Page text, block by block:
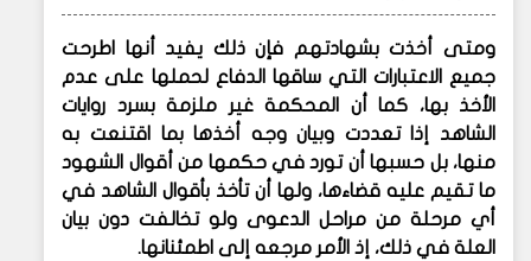
ومتى أخذت بشهادتهم فإن ذلك يفيد أنها اطرحت
جميع الاعتبارات التي ساقها الدفاع لحملها على عدم
الأخذ بها، كما أن المحكمة غير ملزمة بسرد روايات
الشاهد إذا تعددت وبيان وجه أخذها بما اقتنعت به
منها، بل حسبها أن تورد في حكمها من أقوال الشهود
ما تقيم عليه قضاءها، ولها أن تأخذ بأقوال الشاهد في
أي مرحلة من مراحل الدعوى ولو تخالفت دون بيان
العلة في ذلك، إذ الأمر مرجعه إلى اطمئنانها.